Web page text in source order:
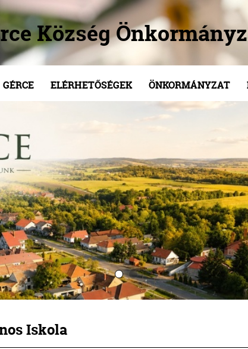
Község
GÉRCE ELÉRHETŐSÉGEK ÖNKORMÁNYZAT
Iskola